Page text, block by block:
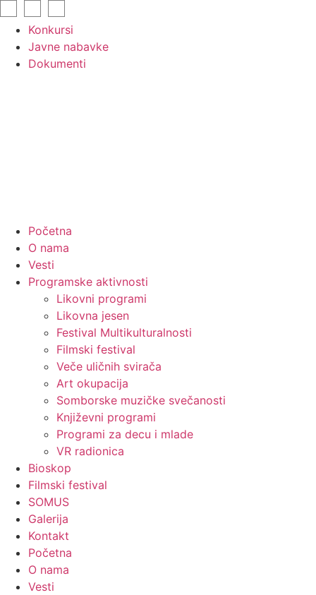
content
Konkursi
Javne nabavke
Dokumenti
Početna
O nama
Vesti
Programske aktivnosti
Likovni programi
Likovna jesen
Festival Multikulturalnosti
Filmski festival
Veče uličnih svirača
Art okupacija
Somborske muzičke svečanosti
Književni programi
Programi za decu i mlade
VR radionica
Bioskop
Filmski festival
SOMUS
Galerija
Kontakt
Početna
O nama
Vesti